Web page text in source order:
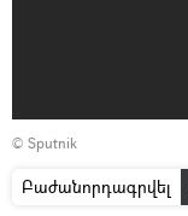
© Sputnik
Բաժանորդագրվել